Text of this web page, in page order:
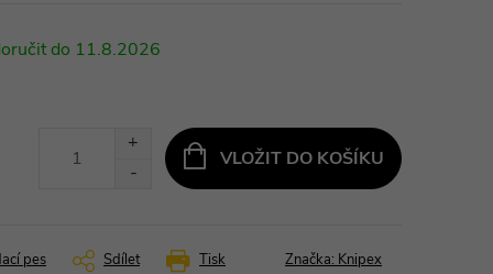
11.8.2026
VLOŽIT DO KOŠÍKU
Tisk
pes Sdílet Značka: Knipex